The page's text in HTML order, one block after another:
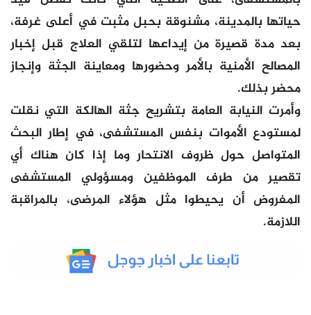
حياتها بالمدينة، مشنوقة بحبل مثبت في أعلى غرفة،
بعد مدة قصيرة من إيداعها لتلقي العلاج قبل إخبار
المصالح الأمنية بالأمر وحضورها ومعاينة الجثة وإنجاز
محضر بذلك.
وأمرت النيابة العامة بتشريح جثة الهالكة التي نقلت
لمستودع الأموات بنفس المستشفى، في إطار البحث
المتواصل حول ظروف الانتحار وما إذا كان هناك أي
تقصير من طرف الموظفين ومسؤولي المستشفى
المفروض أن يحيطوا مثل هؤلاء المرضى، بالمراقبة
اللازمة.